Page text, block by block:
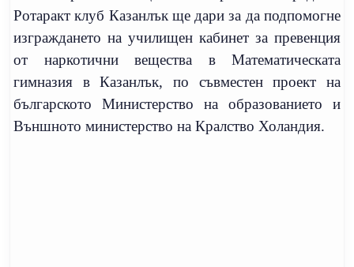
Ротаракт клуб Казанлък ще дари за да подпомогне
изграждането на училищен кабинет за превенция
от наркотични вещества в Математическата
гимназия в Казанлък, по съвместен проект на
българското Министерство на образованието и
Външното министерство на Кралство Холандия.